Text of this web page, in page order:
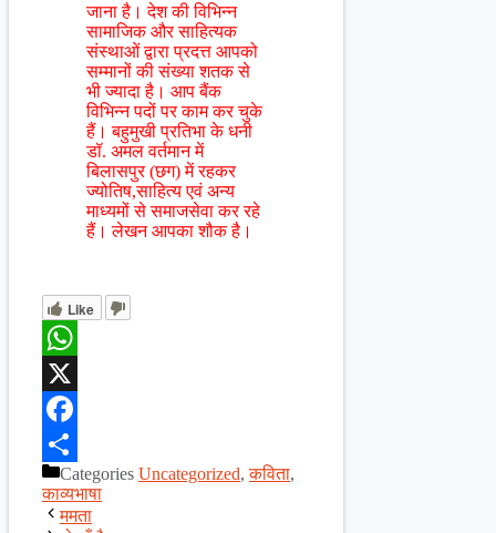
जाना है। देश की विभिन्न
सामाजिक और साहित्यक
संस्थाओं द्वारा प्रदत्त आपको
सम्मानों की संख्या शतक से
भी ज्यादा है। आप बैंक
विभिन्न पदों पर काम कर चुके
हैं। बहुमुखी प्रतिभा के धनी
डॉ. अमल वर्तमान में
बिलासपुर (छग) में रहकर
ज्योतिष,साहित्य एवं अन्य
माध्यमों से समाजसेवा कर रहे
हैं। लेखन आपका शौक है।
Like
WhatsApp
X
Facebook
ShareCategories Uncategorized,कविता,
काव्यभाषा
ममता